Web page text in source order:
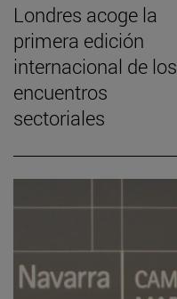
Londres acoge la
primera edición
internacional de los
encuentros
sectoriales